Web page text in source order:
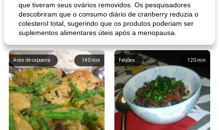
que tiveram seus ovários removidos. Os pesquisadores
descobriram que o consumo diário de cranberry reduzia o
colesterol total, sugerindo que os produtos poderiam ser
suplementos alimentares úteis após a menopausa.
140 min
Aves de capoeira 120 min
Feijões